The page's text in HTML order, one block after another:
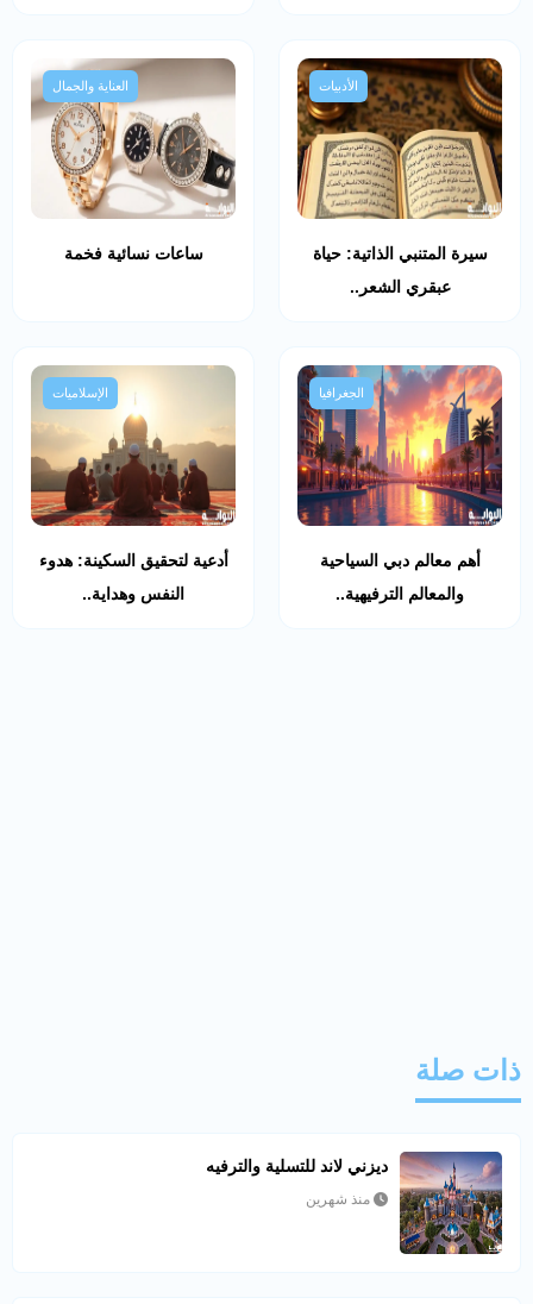
الأدبيات
سيرة المتنبي الذاتية: حياة
عبقري الشعر..
العناية والجمال
ساعات نسائية فخمة
الجغرافيا
أهم معالم دبي السياحية
والمعالم الترفيهية..
الإسلاميات
أدعية لتحقيق السكينة: هدوء
النفس وهداية..
ذات صلة
ديزني لاند للتسلية والترفيه
منذ شهرين